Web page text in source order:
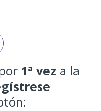
1ª vez a la